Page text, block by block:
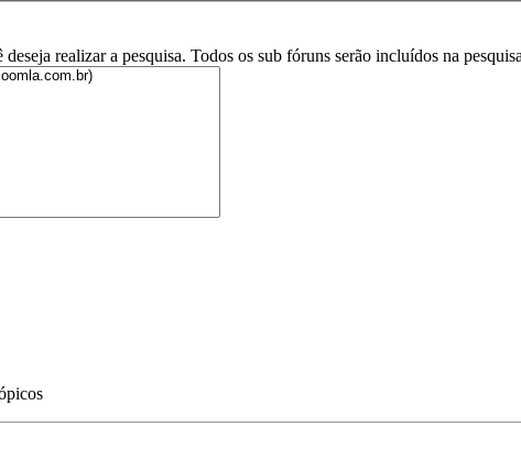
realizar a pesquisa. Todos os sub fóruns serão incluídos na